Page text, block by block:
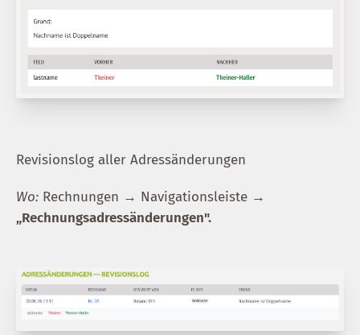
Revisionslog aller Adressänderungen
Wo: Rechnungen → Navigationsleiste →
„Rechnungsadressänderungen".